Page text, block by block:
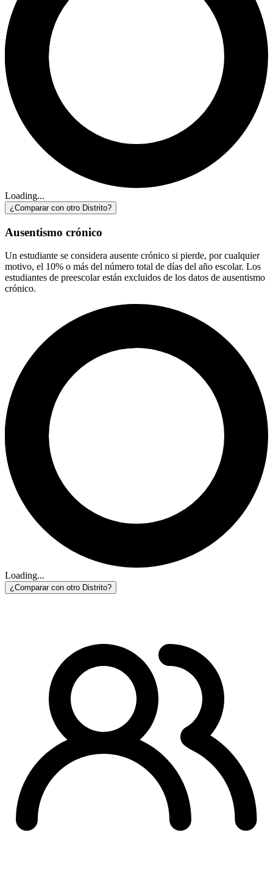
Loading...
¿Comparar con otro Distrito?
Ausentismo crónico
Un estudiante se considera ausente crónico si pierde, por cualquier
motivo, el 10% o más del número total de días del año escolar. Los
estudiantes de preescolar están excluidos de los datos de ausentismo
crónico.
Loading...
¿Comparar con otro Distrito?